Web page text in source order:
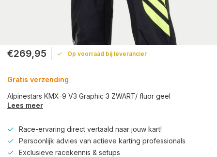
€269,95 Op voorraad bij leverancier
Gratis verzending
Alpinestars KMX-9 V3 Graphic 3 ZWART/ fluor geel
Lees meer
Race-ervaring direct vertaald naar jouw kart!
Persoonlijk advies van actieve karting professionals
Exclusieve racekennis & setups